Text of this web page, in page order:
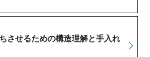
させるための構造理解と手入れ